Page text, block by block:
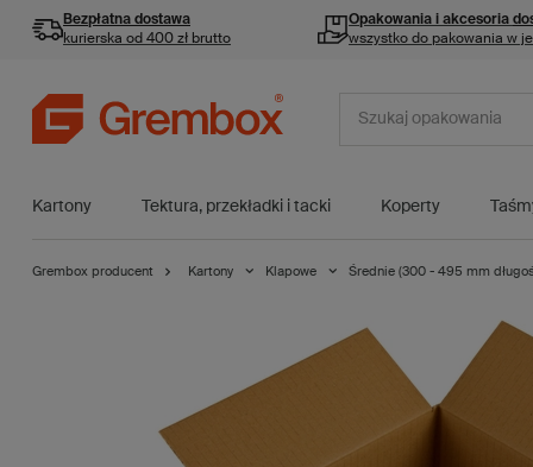
Bezpłatna dostawa
kurierska od 400 zł brutto
Opakowania i akcesoria
wszystko do pakowania w
Kartony Tektura, przekładki i tacki Koperty
Grembox producent Kartony Klapowe Średnie (300 - 495 mm